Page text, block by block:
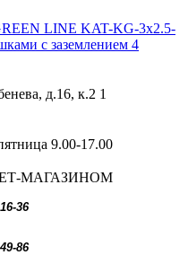
LINE KAT-KG-3x2.5-
с заземлением 4
д.16, к.2 1
9.00-17.00
МАГАЗИНОМ
36
86